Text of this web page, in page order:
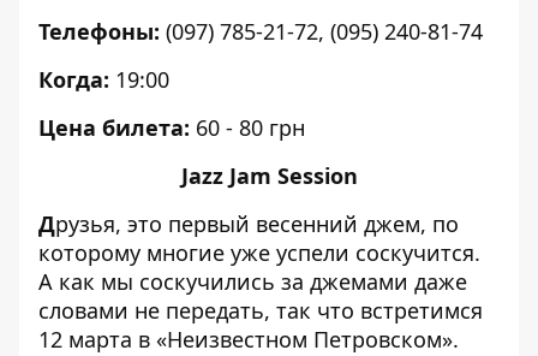
Телефоны: (097) 785-21-72, (095) 240-81-74
Когда: 19:00
Цена билета: 60 - 80 грн
Jazz Jam Session
Друзья, это первый весенний джем, по
которому многие уже успели соскучится.
А как мы соскучились за джемами даже
словами не передать, так что встретимся
12 марта в «Неизвестном Петровском».